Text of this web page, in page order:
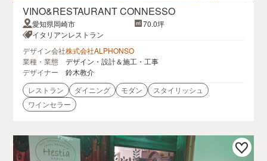
VINO&RESTAURANT CONNESSO
愛知県岡崎市
70.0坪
イタリアンレストラン
デザイン会社株式会社ALPHONSO
業種・業態
デザイン・設計＆施工・工事
デザイナー
鈴木教介
レストラン
ダイニング モダン
スタイリッシュ
ワインセラー